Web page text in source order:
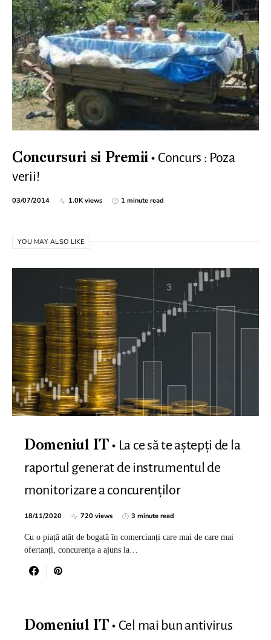
Concursuri si Premii
Concurs : Poza
verii!
03/07/2014 1.0K views 1 minute read
YOU MAY ALSO LIKE
Domeniul IT
La ce să te aștepți de la
raportul generat de instrumentul de
monitorizare a concurenților
18/11/2020 720 views 3 minute read
Cu o piață atât de bogată în comercianți care mai de care mai
ofertanți, concurența a ajuns la…
Domeniul IT
Cel mai bun antivirus